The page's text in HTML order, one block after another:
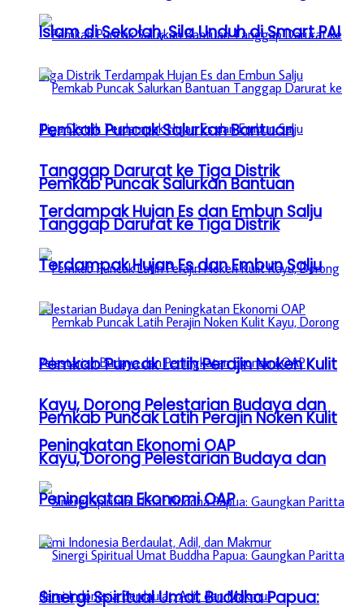
Pemkab Puncak Salurkan Bantuan
Tanggap Darurat ke Tiga Distrik
Terdampak Hujan Es dan Embun Salju
Pemkab Puncak Latih Perajin Noken Kulit
Kayu, Dorong Pelestarian Budaya dan
Peningkatan Ekonomi OAP
Sinergi Spiritual Umat Buddha Papua:
Islam di Sekolah, Sila Unduh di Smart PAI
Pemkab Puncak Salurkan Bantuan
Tanggap Darurat ke Tiga Distrik
Terdampak Hujan Es dan Embun Salju
Pemkab Puncak Latih Perajin Noken Kulit
Kayu, Dorong Pelestarian Budaya dan
Peningkatan Ekonomi OAP